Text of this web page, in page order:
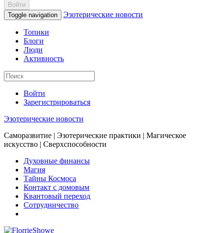
Войти
Toggle navigation
Эзотерические новости
Топики
Блоги
Люди
Активность
Войти
Зарегистрироваться
Эзотерические новости
Саморазвитие | Эзотерические практики | Магическое
искусство | Сверхспособности
Духовные финансы
Магия
Тайны Космоса
Контакт с домовым
Квантовый переход
Сотрудничество